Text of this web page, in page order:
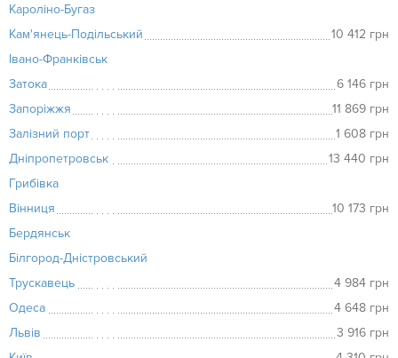
Кароліно-Бугаз
Кам'янець-Подільський
10 412 грн
Івано-Франківськ
Затока
6 146 грн
Запоріжжя
11 869 грн
Залізний порт
1 608 грн
Дніпропетровськ
13 440 грн
Грибівка
Вінниця
10 173 грн
Бердянськ
Білгород-Дністровський
Трускавець
4 984 грн
Одеса
4 648 грн
Львів
3 916 грн